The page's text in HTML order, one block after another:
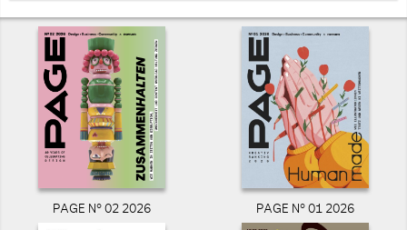
PAGE N° 02 2026 PAGE N° 01 2026